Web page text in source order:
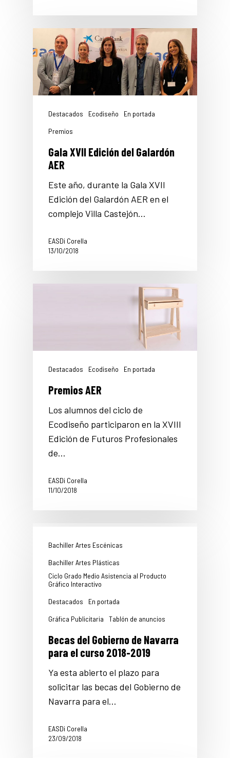
Destacados Ecodiseño
En portada
Premios
Gala XVII Edición del Galardón
AER
Este año, durante la Gala XVII
Edición del Galardón AER en el
complejo Villa Castejón…
EASDi Corella
13/10/2018
Destacados Ecodiseño En portada
Premios AER
Los alumnos del ciclo de
Ecodiseño participaron en la XVIII
Edición de Futuros Profesionales
de…
EASDi Corella
11/10/2018
Bachiller Artes Escénicas
Bachiller Artes Plásticas
Ciclo Grado Medio Asistencia al Producto
Gráfico Interactivo
Destacados
En portada
Gráfica Publicitaria
Tablón de anuncios
Becas del Gobierno de Navarra
para el curso 2018-2019
Ya esta abierto el plazo para
solicitar las becas del Gobierno de
Navarra para el…
EASDi Corella
23/09/2018